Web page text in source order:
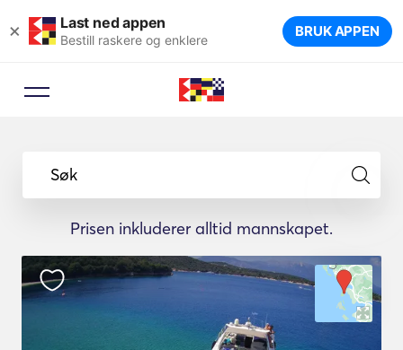
× Last ned appen
Bestill raskere og enklere BRUK APPEN
Søk
Prisen inkluderer alltid mannskapet.